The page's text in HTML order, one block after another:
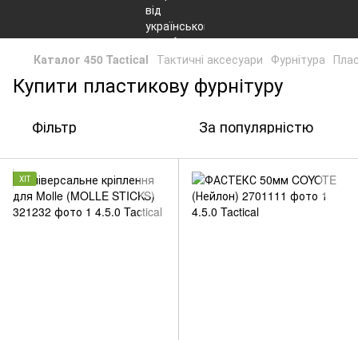
Каталог 450 Tactical Тактичні аксесуари Фурнітура
Купити пластикову фурнітуру
Фільтр За популярністю
ХІТ